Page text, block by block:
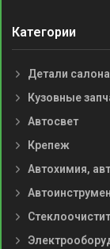
Категории
Детали
Кузовные
Автосвет
Крепеж
Автохимия,